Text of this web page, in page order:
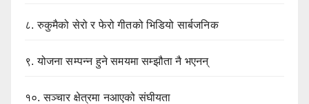
८.रुकुमैको सेरो र फेरो गीतको भिडियो सार्बजनिक
९.योजना सम्पन्न हुने समयमा सम्झौता नै भएनन्
१०.सञ्चार क्षेत्रमा नआएको संघीयता